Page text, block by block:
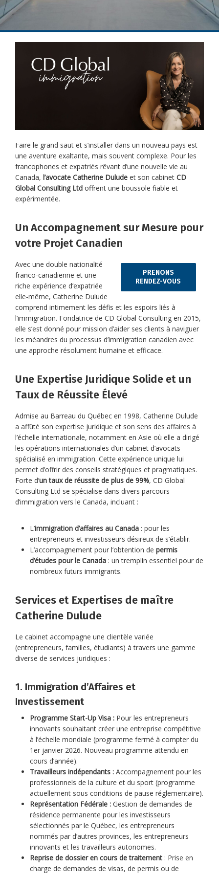
Faire le grand saut et s’installer dans un nouveau pays est
une aventure exaltante, mais souvent complexe. Pour les
francophones et expatriés rêvant d’une nouvelle vie au
Canada,l’avocate Catherine Dulude et son cabinetCD
Global Consulting Ltd offrent une boussole fiable et
expérimentée.
Un Accompagnement sur Mesure pour
votre Projet Canadien
PRENONS
RENDEZ-VOUS
Avec une double nationalité
franco-canadienne et une
riche expérience d’expatriée
elle-même, Catherine Dulude
comprend intimement les défis et les espoirs liés à
l’immigration. Fondatrice de CD Global Consulting en 2015,
elle s’est donné pour mission d’aider ses clients à naviguer
les méandres du processus d’immigration canadien avec
une approche résolument humaine et efficace.
Une Expertise Juridique Solide et un
Taux de Réussite Élevé
Admise au Barreau du Québec en 1998, Catherine Dulude
a affûté son expertise juridique et son sens des affaires à
l’échelle internationale, notamment en Asie où elle a dirigé
les opérations internationales d’un cabinet d’avocats
spécialisé en immigration. Cette expérience unique lui
permet d’offrir des conseils stratégiques et pragmatiques.
Forte d’un taux de réussite de plus de 99%, CD Global
Consulting Ltd se spécialise dans divers parcours
d’immigration vers le Canada, incluant :
L’immigration d’affaires au Canada : pour les
entrepreneurs et investisseurs désireux de s’établir.
L’accompagnement pour l’obtention depermis
d’études pour le Canada : un tremplin essentiel pour de
nombreux futurs immigrants.
Services et Expertises de maître
Catherine Dulude
Le cabinet accompagne une clientèle variée
(entrepreneurs, familles, étudiants) à travers une gamme
diverse de services juridiques :
1. Immigration d’Affaires et
Investissement
Programme Start-Up Visa : Pour les entrepreneurs
innovants souhaitant créer une entreprise compétitive
à l’échelle mondiale (programme fermé à compter du
1er janvier 2026. Nouveau programme attendu en
cours d’année).
Travailleurs indépendants : Accompagnement pour les
professionnels de la culture et du sport (programme
actuellement sous conditions de pause réglementaire).
Représentation Fédérale : Gestion de demandes de
résidence permanente pour les investisseurs
sélectionnés par le Québec, les entrepreneurs
nommés par d’autres provinces, les entrepreneurs
innovants et les travailleurs autonomes.
Reprise de dossier en cours de traitement : Prise en
charge de demandes de visas, de permis ou de